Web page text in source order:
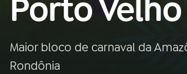
02A RÁDIO
03PROGRAMAÇÃO
Porto Velho
Maior bloco de carnaval da
Rondônia